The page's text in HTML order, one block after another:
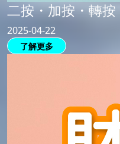
二按・加按・轉
2025-04-22
了解更多